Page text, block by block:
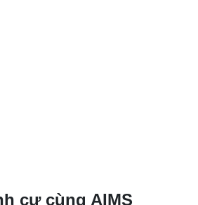
cư cùng AIMS